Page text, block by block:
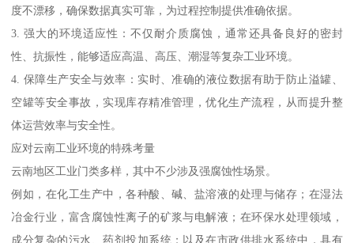
度不漂移，确保数据真实可靠，为过程控制提供准确依据。
3. 强大的环境适应性：不仅耐介质腐蚀，通常还具备良好的密封
性、抗振性，能够适应高温、高压、潮湿等复杂工业环境。
4. 保障生产安全与效率：实时、准确的液位数据有助于防止溢罐、
空罐等安全事故，实现库存精准管理，优化生产流程，从而提升整
体运营效率与安全性。
应对云南工业环境的特殊考量
云南地区工业门类多样，其中不少涉及强腐蚀性场景。
例如，在化工生产中，各种酸、碱、盐溶液的处理与储存；在湿法
冶金行业，富含腐蚀性离子的矿浆与电解液；在环保水处理领域，
成分复杂的污水、药剂投加系统；以及在市政供排水系统中，具有